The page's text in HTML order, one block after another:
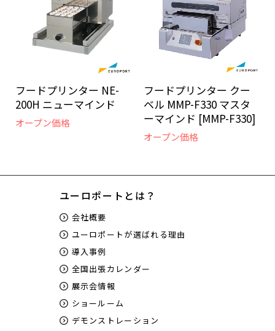
フードプリンター NE-
200H ニューマインド
オープン価格
フードプリンター クー
ベル MMP-F330 マスタ
ーマインド [MMP-F330]
オープン価格
ユーロポートとは？
会社概要
ユーロポートが選ばれる理由
導入事例
全国出張カレンダー
展示会情報
ショールーム
デモンストレーション